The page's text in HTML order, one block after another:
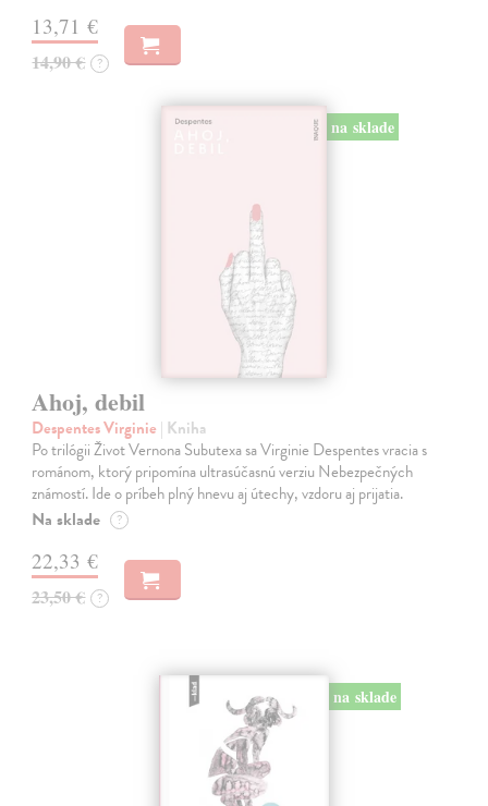
13,71 €
14,90 € ?
na sklade
Ahoj, debil
Despentes Virginie | Kniha
Po trilógii Život Vernona Subutexa sa Virginie Despentes vracia s
románom, ktorý pripomína ultrasúčasnú verziu Nebezpečných
známostí. Ide o príbeh plný hnevu aj útechy, vzdoru aj prijatia.
Na sklade ?
22,33 €
23,50 € ?
na sklade